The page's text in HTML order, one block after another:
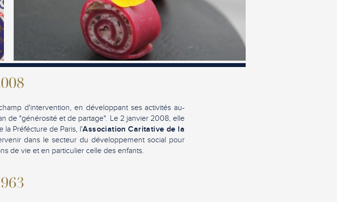
d'intervention, en développant ses activités au-
de "générosité et de partage". Le 2 janvier 2008, elle
la Préfécture de Paris, l'Association Caritative de la
dans le secteur du développement social pour
de vie et en particulier celle des enfants.